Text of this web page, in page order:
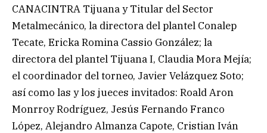
CANACINTRA Tijuana y Titular del Sector
Metalmecánico, la directora del plantel Conalep
Tecate, Ericka Romina Cassio González; la
directora del plantel Tijuana I, Claudia Mora Mejía;
el coordinador del torneo, Javier Velázquez Soto;
así como las y los jueces invitados: Roald Aron
Monrroy Rodríguez, Jesús Fernando Franco
López, Alejandro Almanza Capote, Cristian Iván